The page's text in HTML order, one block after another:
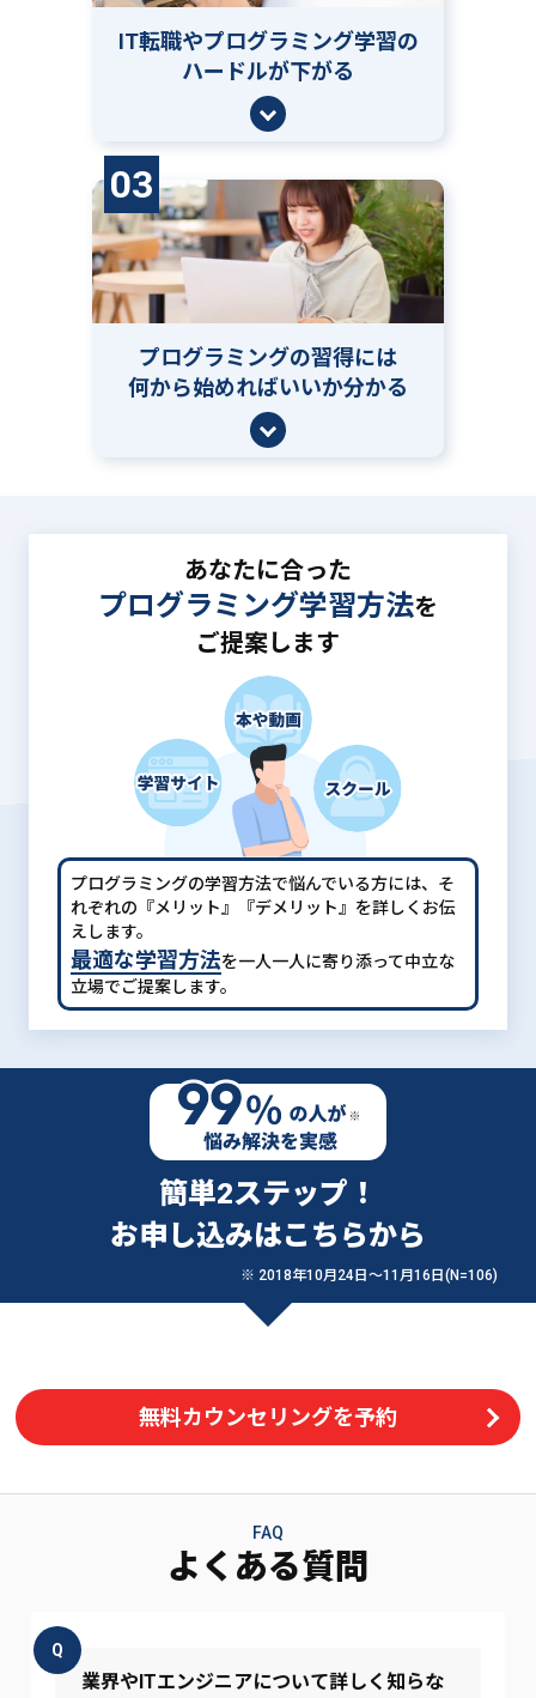
IT転職やプログラミング学習の
ハードルが下がる
03
プログラミングの習得には
何から始めればいいか分かる
あなたに合った
プログラミング学習方法を
ご提案します
プログラミングの学習方法で悩んでいる方には、 そ
れぞれの『メリット』『デメリット』を詳しくお伝
えします。
最適な学習方法を一人一人に寄り添って中立な
立場でご提案します。
簡単2ステップ！
お申し込みはこちらから
※ 2018年10月24日〜11月16日(N=106)
無料カウンセリングを予約
FAQ
よくある質問
Q
業界やITエンジニアについて詳しく知らな